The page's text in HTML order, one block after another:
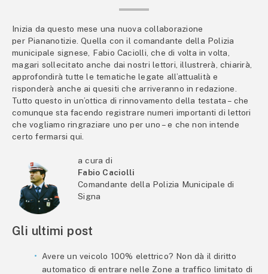
Inizia da questo mese una nuova collaborazione
per Piananotizie. Quella con il comandante della Polizia
municipale signese, Fabio Caciolli, che di volta in volta,
magari sollecitato anche dai nostri lettori, illustrerà, chiarirà,
approfondirà tutte le tematiche legate all’attualità e
risponderà anche ai quesiti che arriveranno in redazione.
Tutto questo in un’ottica di rinnovamento della testata – che
comunque sta facendo registrare numeri importanti di lettori
che vogliamo ringraziare uno per uno – e che non intende
certo fermarsi qui.
a cura di
Fabio Caciolli
Comandante della Polizia Municipale di
Signa
Gli ultimi post
Avere un veicolo 100% elettrico? Non dà il diritto
automatico di entrare nelle Zone a traffico limitato di